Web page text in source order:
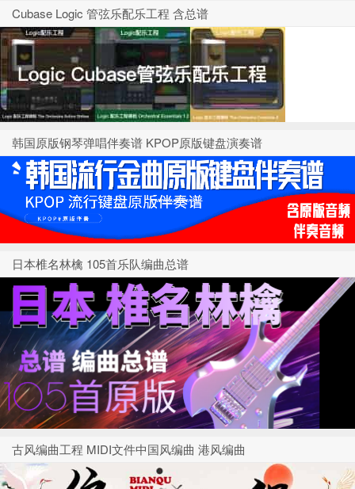
Cubase Logic 管弦乐配乐工程 含总谱
韩国原版钢琴弹唱伴奏谱 KPOP原版键盘演奏谱
日本椎名林檎 105首乐队编曲总谱
古风编曲工程 MIDI文件中国风编曲 港风编曲